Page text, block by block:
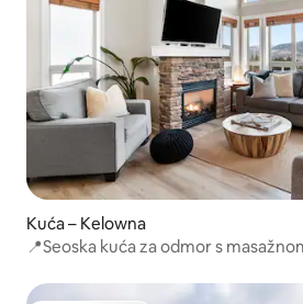
Kuća – Kelowna
📍Seoska kuća za odmor s